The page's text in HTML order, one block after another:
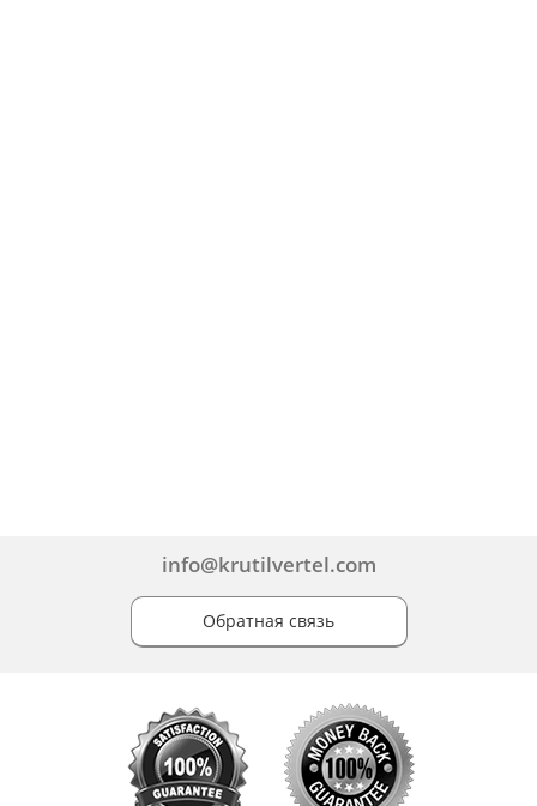
info@krutilvertel.com
Обратная связь